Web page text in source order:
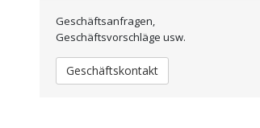
Geschäftsanfragen,
Geschäftsvorschläge usw.
Geschäftskontakt